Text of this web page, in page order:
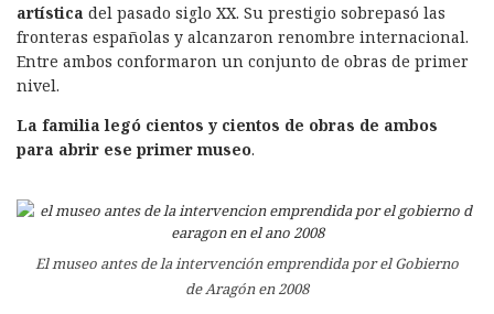
artística del pasado siglo XX. Su prestigio sobrepasó las
fronteras españolas y alcanzaron renombre internacional.
Entre ambos conformaron un conjunto de obras de primer
nivel.
La familia legó cientos y cientos de obras de ambos
para abrir ese primer museo.
El museo antes de la intervención emprendida por el Gobierno
de Aragón en 2008